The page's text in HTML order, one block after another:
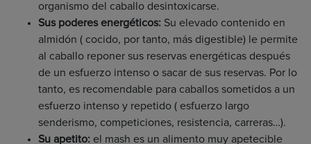
organismo del caballo desintoxicarse.
Sus poderes energéticos: Su elevado contenido en
almidón ( cocido, por tanto, más digestible) le permite
al caballo reponer sus reservas energéticas después
de un esfuerzo intenso o sacar de sus reservas. Por lo
tanto, es recomendable para caballos sometidos a un
esfuerzo intenso y repetido ( esfuerzo largo
senderismo, competiciones, resistencia, carreras…).
Su apetito: el mash es un alimento muy apetecible